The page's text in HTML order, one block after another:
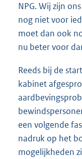
NPG. Wij zijn
nog niet voor
moet dan ook
nu beter voor
Reeds bij de
kabinet
een volgende
nadruk op het
mogelijkheden